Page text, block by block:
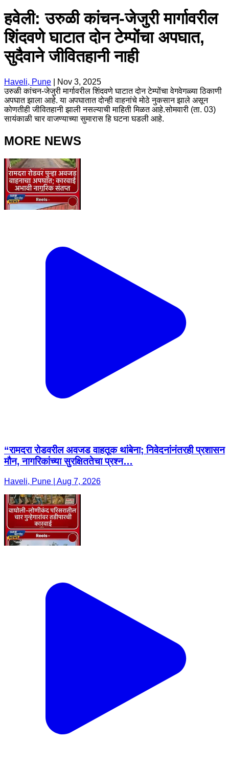
हवेली: उरुळी कांचन-जेजुरी मार्गावरील
शिंदवणे घाटात दोन टेम्पोंचा अपघात,
सुदैवाने जीवितहानी नाही
Haveli, Pune
Nov 3, 2025
उरुळी कांचन-जेजुरी मार्गावरील शिंदवणे घाटात दोन टेम्पोंचा वेगवेगळ्या ठिकाणी
अपघात झाला आहे. या अपघातात दोन्ही वाहनांचे मोठे नुकसान झाले असून
कोणतीही जीवितहानी झाली नसल्याची माहिती मिळत आहे.सोमवारी (ता. 03)
सायंकाळी चार वाजण्याच्या सुमारास हि घटना घडली आहे.
MORE NEWS
“रामदरा रोडवरील अवजड वाहतूक थांबेना; निवेदनांनंतरही प्रशासन
मौन, नागरिकांच्या सुरक्षिततेचा प्रश्न…
Haveli, Pune | Aug 7, 2026